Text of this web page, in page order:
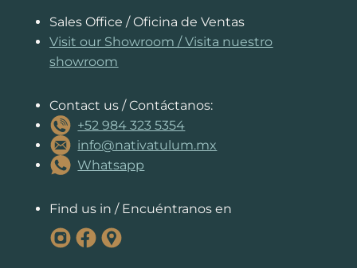
k er
Sales Office / Oficina de Ventas
Visit our Showroom /Visita nuestro
showroom
Contact us / Contáctanos:
+52 984 323 5354
info@nativatulum.mx
Whatsapp
Find us in / Encuéntranos en